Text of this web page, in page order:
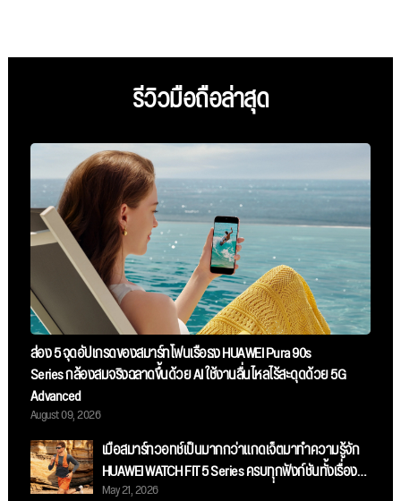
รีวิวมือถือล่าสุด
ส่อง 5 จุดอัปเกรดของสมาร์ทโฟนเรือธง HUAWEI Pura 90s
Series กล้องสมจริงฉลาดขึ้นด้วย AI ใช้งานลื่นไหลไร้สะดุดด้วย 5G
Advanced
August 09, 2026
เมื่อสมาร์ทวอทช์เป็นมากกว่าแกดเจ็ตมาทำความรู้จัก
HUAWEI WATCH FIT 5 Series ครบทุกฟังก์ชันทั้งเรื่อง
แฟชันเวิร์คเอ้าท์และจ่ายเงินได้ในหนึ่งเดียว
May 21, 2026